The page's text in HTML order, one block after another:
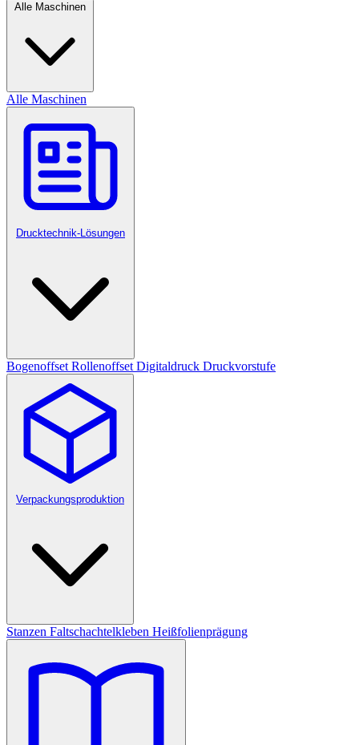
Alle Maschinen
Alle Maschinen
Drucktechnik-Lösungen
Bogenoffset Rollenoffset Digitaldruck Druckvorstufe
Verpackungsproduktion
Stanzen Faltschachtelkleben Heißfolienprägung